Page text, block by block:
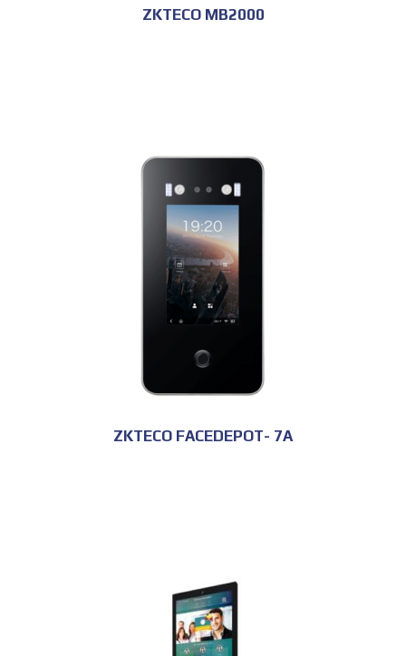
ZKTECO MB2000
ZKTECO FACEDEPOT- 7A
للحجز و الاستعلام
للحجز و الاستعلام